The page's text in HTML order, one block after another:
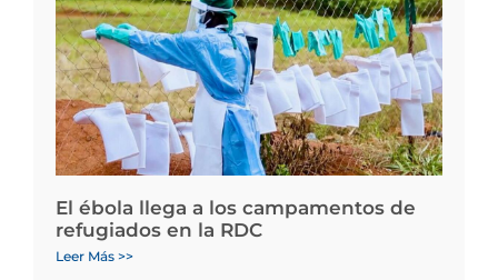
El ébola llega a los campamentos de
refugiados en la RDC
Leer Más >>